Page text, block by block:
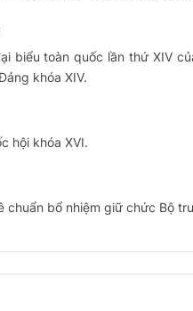
biểu toàn quốc lần thứ XIV
khóa XIV.
hội khóa XVI.
chuẩn bổ nhiệm giữ chức Bộ